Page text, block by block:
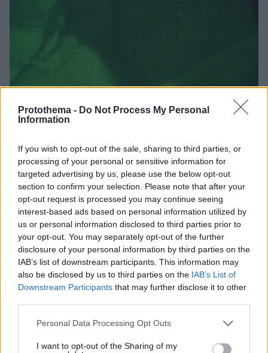
Protothema - Do Not Process My Personal
Information
If you wish to opt-out of the sale, sharing to third parties, or
processing of your personal or sensitive information for
targeted advertising by us, please use the below opt-out
section to confirm your selection. Please note that after your
opt-out request is processed you may continue seeing
interest-based ads based on personal information utilized by
us or personal information disclosed to third parties prior to
your opt-out. You may separately opt-out of the further
disclosure of your personal information by third parties on the
IAB’s list of downstream participants. This information may
also be disclosed by us to third parties on the IAB’s List of
Downstream Participants that may further disclose it to other
Please note that this website/app uses one or more Google
not limited to your visit or usage behaviour. You may click to
Personal Data Processing Opt Outs
I want to opt-out of the Sharing of my
Η Βάγκνερ ανακοινώνει πως κατέλαβε το δημαρχείο της
Μπαχμούτ - Δείτε βίντεο
03.04.2023, 03:30